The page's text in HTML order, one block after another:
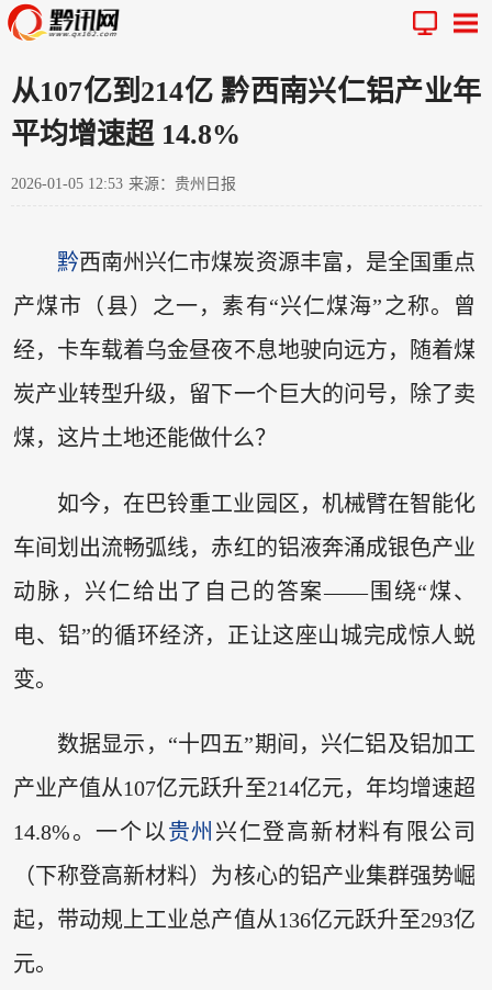
从107亿到214亿 黔西南兴仁铝产业年
平均增速超 14.8%
2026-01-05 12:53 来源：贵州日报
黔西南州兴仁市煤炭资源丰富，是全国重点
产煤市（县）之一，素有“兴仁煤海”之称。曾
经，卡车载着乌金昼夜不息地驶向远方，随着煤
炭产业转型升级，留下一个巨大的问号，除了卖
煤，这片土地还能做什么？
如今，在巴铃重工业园区，机械臂在智能化
车间划出流畅弧线，赤红的铝液奔涌成银色产业
动脉，兴仁给出了自己的答案——围绕“煤、
电、铝”的循环经济，正让这座山城完成惊人蜕
变。
数据显示，“十四五”期间，兴仁铝及铝加工
产业产值从107亿元跃升至214亿元，年均增速超
14.8%。一个以贵州 兴仁登高新材料有限公司
（下称登高新材料）为核心的铝产业集群强势崛
起，带动规上工业总产值从136亿元跃升至293亿
元。